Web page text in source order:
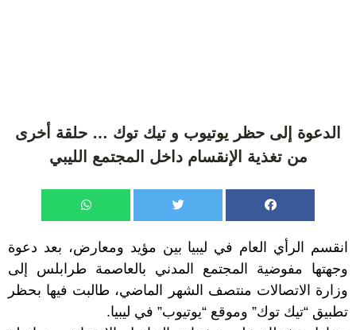
الدعوة إلى حظر يوتيوب و تيك توك … حلقة أخرى
من تغذية الإنقسام داخل المجتمع الليبي
انقسم الرأي العام في ليبيا بين مؤيد ومعارض، بعد دعوة
وجهتها مفوضية المجتمع المدني بالعاصمة طرابلس إلى
وزارة الاتصالات منتصف الشهر الماضي، طالبت فيها بحظر
تطبيق “تيك توك” وموقع “يوتيوب” في ليبيا.